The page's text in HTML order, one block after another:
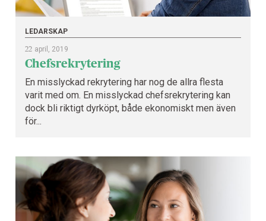
LEDARSKAP
22 april, 2019
Chefsrekrytering
En misslyckad rekrytering har nog de allra flesta
varit med om. En misslyckad chefsrekrytering kan
dock bli riktigt dyrköpt, både ekonomiskt men även
för...